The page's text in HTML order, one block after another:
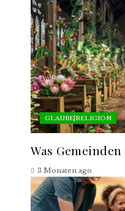
GLAUBE|RELIGION
Was
3 Monaten ago